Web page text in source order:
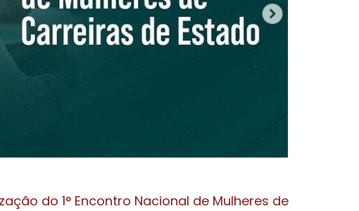
do 1° Encontro Nacional de Mulheres de